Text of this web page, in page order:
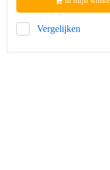
Vergelijken